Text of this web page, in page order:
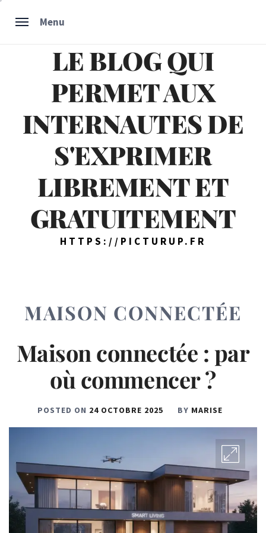
Menu
LE BLOG QUI
PERMET AUX
INTERNAUTES DE
S'EXPRIMER
LIBREMENT ET
GRATUITEMENT
HTTPS://PICTURUP.FR
MAISON CONNECTÉE
Maison connectée : par
où commencer ?
POSTED ON 24 OCTOBRE 2025 BY MARISE